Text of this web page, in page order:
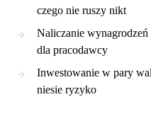
czego nie ruszy nikt
Naliczanie
dla pracodawcy
Inwestowanie w pary
niesie ryzyko